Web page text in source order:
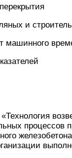
и
машинного